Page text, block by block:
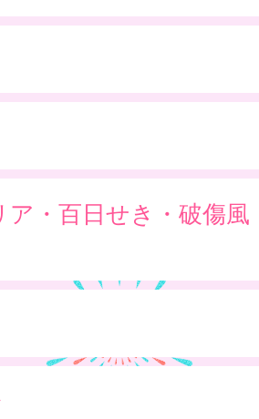
・百日せき・破傷風